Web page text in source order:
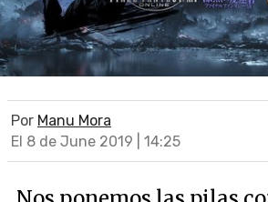
Por Manu Mora
El 8 de June 2019 | 14:25